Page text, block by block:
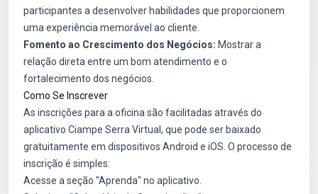
participantes a desenvolver habilidades que proporcionem
uma experiência memorável ao cliente.
Fomento ao Crescimento dos Negócios: Mostrar a
relação direta entre um bom atendimento e o
fortalecimento dos negócios.
Como Se Inscrever
As inscrições para a oficina são facilitadas através do
aplicativo Ciampe Serra Virtual, que pode ser baixado
gratuitamente em dispositivos Android e iOS. O processo de
inscrição é simples:
Acesse a seção "Aprenda" no aplicativo.